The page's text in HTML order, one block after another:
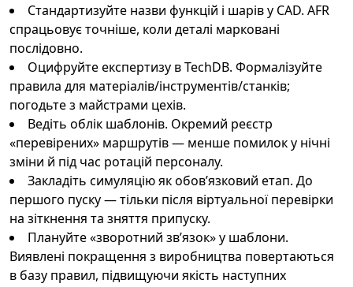
Стандартизуйте назви функцій і шарів у CAD. AFR
спрацьовує точніше, коли деталі марковані
послідовно.
Оцифруйте експертизу в TechDB. Формалізуйте
правила для матеріалів/інструментів/станків;
погодьте з майстрами цехів.
Ведіть облік шаблонів. Окремий реєстр
«перевірених» маршрутів — менше помилок у нічні
зміни й під час ротацій персоналу.
Закладіть симуляцію як обов’язковий етап. До
першого пуску — тільки після віртуальної перевірки
на зіткнення та зняття припуску.
Плануйте «зворотний зв’язок» у шаблони.
Виявлені покращення з виробництва повертаються
в базу правил, підвищуючи якість наступних